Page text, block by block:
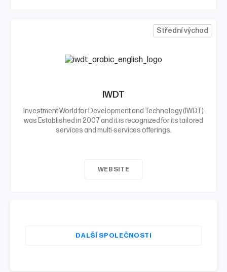
Střední východ
IWDT
Investment World for Development and Technology (IWDT)
was Established in 2007 and it is recognized for its tailored
services and multi-services offerings.
WEBSITE
DALŠÍ SPOLEČNOSTI